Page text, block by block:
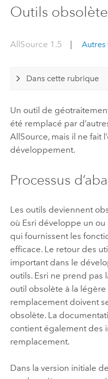
Outils
AllSource 1.5 | Autres
Dans cette rubrique
Un outil de
été remplacé par
AllSource, mais il ne fait
développement.
Processus
Les outils deviennent
où Esri développe un ou
qui fournissent les
efficace. Le retour des
important dans le
outils. Esri ne prend pas
outil obsolète à la
remplacement doivent
obsolète. La
contient également des
remplacement.
Dans la version initiale